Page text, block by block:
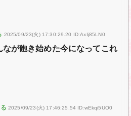
2025/09/23(火) 17:30:29.20 ID:AxIj85LN0
が飽き始めた今になってこれ
2025/09/23(火) 17:46:25.54 ID:wEkqi5UO0